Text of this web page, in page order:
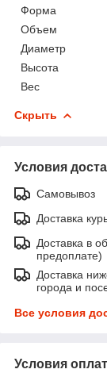
Форма
Объем
Диаметр
Высота
Вес
Скрыть
Условия
Самовывоз
Доставка
Доставка в
предоплате)
Доставка
города и
Все условия
Условия